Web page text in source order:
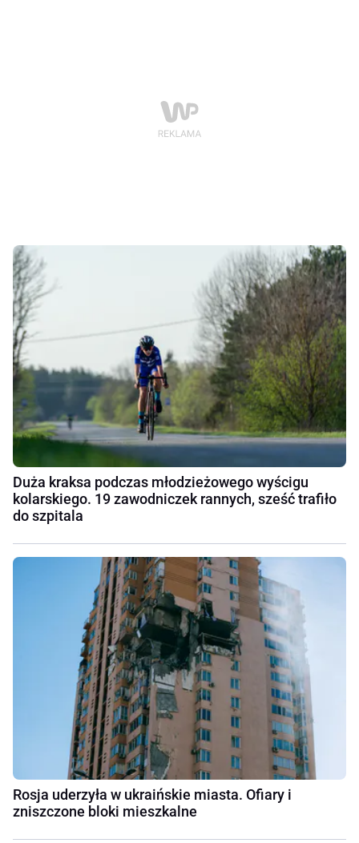
Duża kraksa podczas młodzieżowego wyścigu
kolarskiego. 19 zawodniczek rannych, sześć trafiło
do szpitala
Rosja uderzyła w ukraińskie miasta. Ofiary i
zniszczone bloki mieszkalne